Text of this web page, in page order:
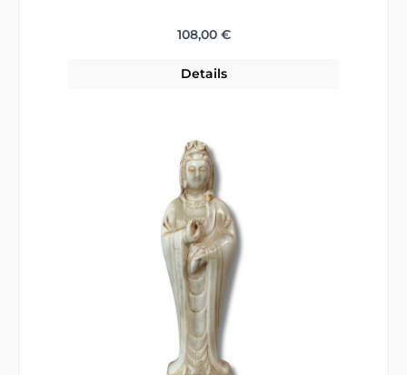
Regulärer Preis:
108,00 €
Details